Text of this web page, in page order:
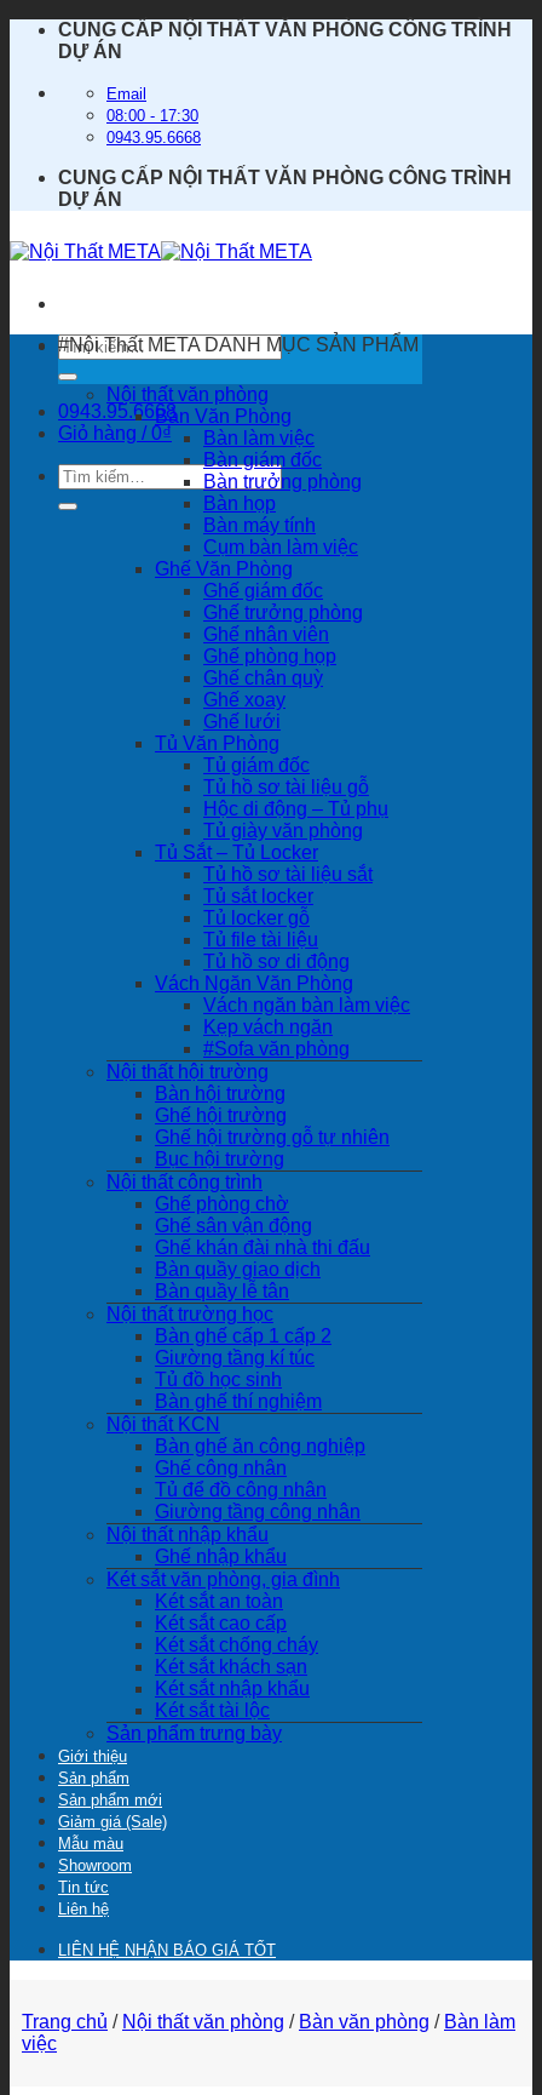
dung
CUNG CẤP NỘI THẤT VĂN PHÒNG CÔNG TRÌNH
DỰ ÁN
Email
08:00 - 17:30
0943.95.6668
CUNG CẤP NỘI THẤT VĂN PHÒNG CÔNG TRÌNH
DỰ ÁN
Tìm
kiếm:
0943.95.6668
Giỏ hàng /0₫
Tìm
kiếm:
#Nội Thất META DANH MỤC SẢN PHẨM
Nội thất văn phòng
Bàn Văn Phòng
Bàn làm việc
Bàn giám đốc
Bàn trưởng phòng
Bàn họp
Bàn máy tính
Cụm bàn làm việc
Ghế Văn Phòng
Ghế giám đốc
Ghế trưởng phòng
Ghế nhân viên
Ghế phòng họp
Ghế chân quỳ
Ghế xoay
Ghế lưới
Tủ Văn Phòng
Tủ giám đốc
Tủ hồ sơ tài liệu gỗ
Hộc di động – Tủ phụ
Tủ giày văn phòng
Tủ Sắt – Tủ Locker
Tủ hồ sơ tài liệu sắt
Tủ sắt locker
Tủ locker gỗ
Tủ file tài liệu
Tủ hồ sơ di động
Vách Ngăn Văn Phòng
Vách ngăn bàn làm việc
Kẹp vách ngăn
#Sofa văn phòng
Nội thất hội trường
Bàn hội trường
Ghế hội trường
Ghế hội trường gỗ tự nhiên
Bục hội trường
Nội thất công trình
Ghế phòng chờ
Ghế sân vận động
Ghế khán đài nhà thi đấu
Bàn quầy giao dịch
Bàn quầy lễ tân
Nội thất trường học
Bàn ghế cấp 1 cấp 2
Giường tầng kí túc
Tủ đồ học sinh
Bàn ghế thí nghiệm
Nội thất KCN
Bàn ghế ăn công nghiệp
Ghế công nhân
Tủ để đồ công nhân
Giường tầng công nhân
Nội thất nhập khẩu
Ghế nhập khẩu
Két sắt văn phòng, gia đình
Két sắt an toàn
Két sắt cao cấp
Két sắt chống cháy
Két sắt khách sạn
Két sắt nhập khẩu
Két sắt tài lộc
Sản phẩm trưng bày
Giới thiệu
Sản phẩm
Sản phẩm mới
Giảm giá (Sale)
Mẫu màu
Showroom
Tin tức
Liên hệ
LIÊN HỆ NHẬN BÁO GIÁ TỐT
Trang chủ / Nội thất văn phòng / Bàn văn phòng / Bàn làm
việc